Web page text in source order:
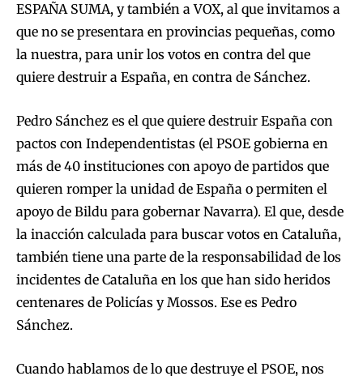
ESPAÑA SUMA, y también a VOX, al que invitamos a
que no se presentara en provincias pequeñas, como
la nuestra, para unir los votos en contra del que
quiere destruir a España, en contra de Sánchez.
Pedro Sánchez es el que quiere destruir España con
pactos con Independentistas (el PSOE gobierna en
más de 40 instituciones con apoyo de partidos que
quieren romper la unidad de España o permiten el
apoyo de Bildu para gobernar Navarra). El que, desde
la inacción calculada para buscar votos en Cataluña,
también tiene una parte de la responsabilidad de los
incidentes de Cataluña en los que han sido heridos
centenares de Policías y Mossos. Ese es Pedro
Sánchez.
Cuando hablamos de lo que destruye el PSOE, nos